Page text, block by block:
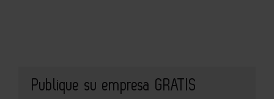
Publique su empresa GRATIS